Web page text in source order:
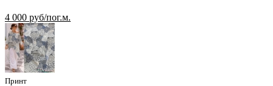
4 000 руб/пог.м.
Принт